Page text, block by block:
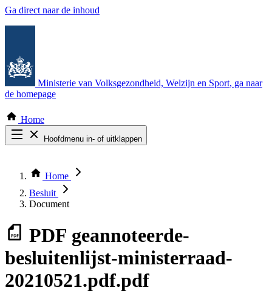
Ga direct naar de inhoud
Ministerie van Volksgezondheid, Welzijn en Sport, ga naar
de homepage
Home
Hoofdmenu in- of uitklappen
Thema COVID-19
Bekijk per bestuursorgaan
Home
Besluit
Document
PDF geannoteerde-
besluitenlijst-ministerraad-
20210521.pdf.pdf